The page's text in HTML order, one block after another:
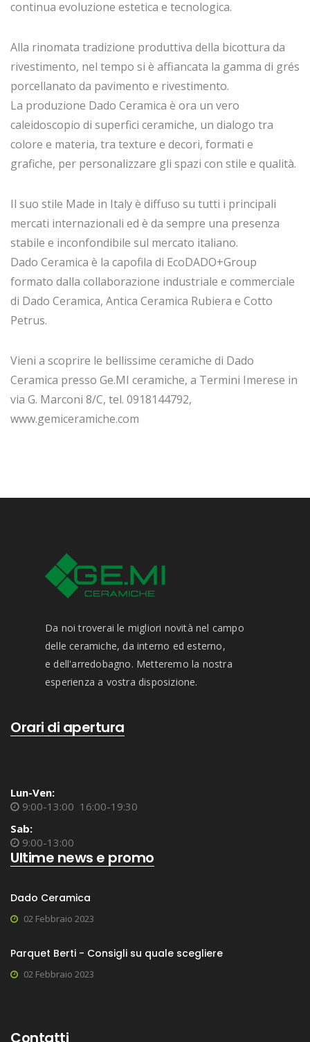
continua evoluzione estetica e tecnologica.
Alla rinomata tradizione produttiva della bicottura da
rivestimento, nel tempo si è affiancata la gamma di grés
porcellanato da pavimento e rivestimento.
La produzione Dado Ceramica è ora un vero
caleidoscopio di superfici ceramiche, un dialogo tra
colore e materia, tra texture e decori, formati e
grafiche, per personalizzare gli spazi con stile e qualità.
Il suo stile Made in Italy è diffuso su tutti i principali
mercati internazionali ed è da sempre una presenza
stabile e inconfondibile sul mercato italiano.
Dado Ceramica è la capofila di EcoDADO+Group
formato dalla collaborazione industriale e commerciale
di Dado Ceramica, Antica Ceramica Rubiera e Cotto
Petrus.
Vieni a scoprire le bellissime ceramiche di Dado
Ceramica presso Ge.MI ceramiche, a Termini Imerese in
via G. Marconi 8/C, tel. 0918144792,
www.gemiceramiche.com
Da noi troverai le migliori novità nel campo
delle ceramiche, da interno ed esterno,
e dell'arredobagno. Metteremo la nostra
esperienza a vostra disposizione.
Orari di apertura
Lun-Ven:
9:00-13:00 16:00-19:30
Sab:
9:00-13:00
Ultime news e promo
Dado Ceramica
02 Febbraio 2023
Parquet Berti - Consigli su quale scegliere
02 Febbraio 2023
Contatti